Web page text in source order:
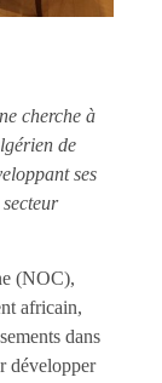
cherche à
de
ses
(NOC),
africain,
dans
développer